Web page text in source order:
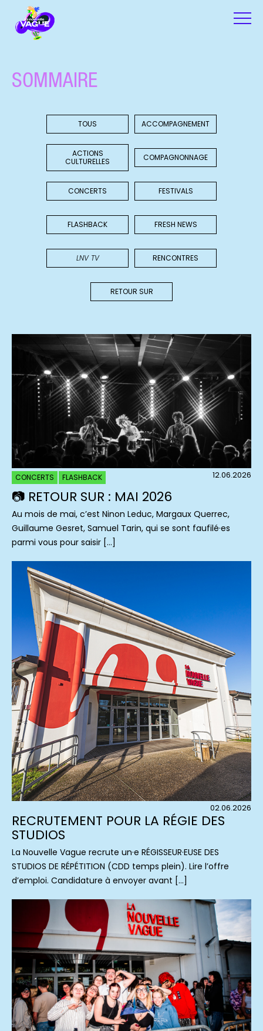
SOMMAIRE
TOUS ACCOMPAGNEMENT
ACTIONS
CULTURELLES
COMPAGNONNAGE
CONCERTS FESTIVALS
FLASHBACK FRESH NEWS
LNV TV RENCONTRES
RETOUR SUR
CONCERTS FLASHBACK 12.06.2026
📷 RETOUR SUR : MAI 2026
Au mois de mai, c’est Ninon Leduc, Margaux Querrec,
Guillaume Gesret, Samuel Tarin, qui se sont faufilé·es
parmi vous pour saisir […]
02.06.2026
RECRUTEMENT POUR LA RÉGIE DES
STUDIOS
La Nouvelle Vague recrute un·e RÉGISSEUR·EUSE DES
STUDIOS DE RÉPÉTITION (CDD temps plein). Lire l’offre
d’emploi. Candidature à envoyer avant […]